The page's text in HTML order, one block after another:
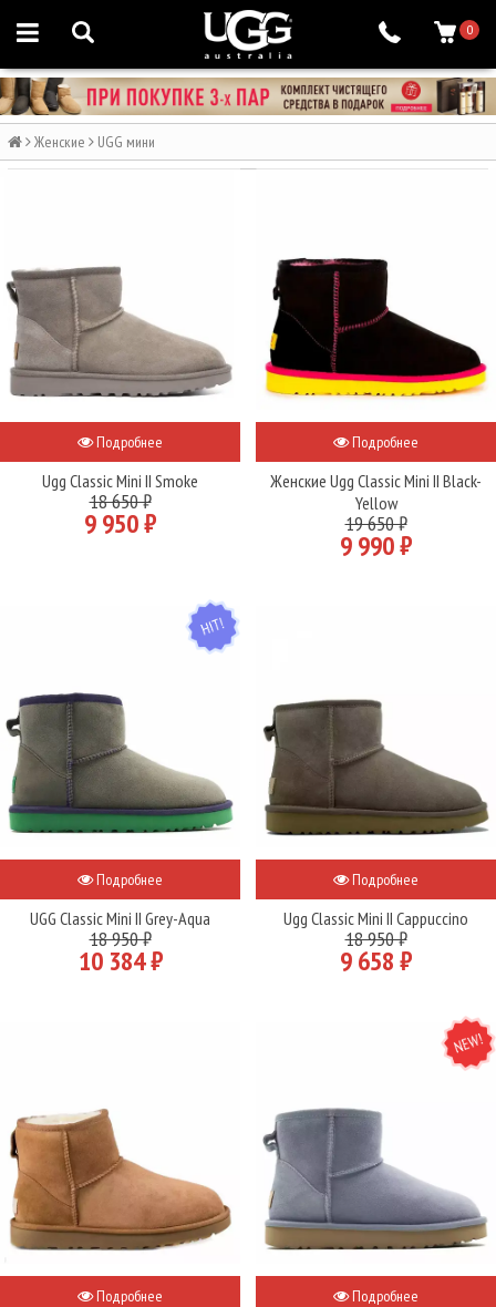
0
Женские UGG мини
Подробнее
Ugg Classic Mini II Smoke
18 650 ₽
9 950 ₽
Подробнее
Женские Ugg Classic Mini II Black-
Yellow
19 650 ₽
9 990 ₽
HIT
Подробнее
UGG Classic Mini II Grey-Aqua
18 950 ₽
10 384 ₽
Подробнее
Ugg Classic Mini II Cappuccino
18 950 ₽
9 658 ₽
Подробнее
NEW
Подробнее